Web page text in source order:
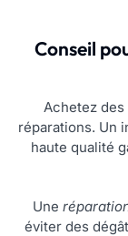
Conseil
Achetez
réparations. Un
haute qualité
Une
éviter des